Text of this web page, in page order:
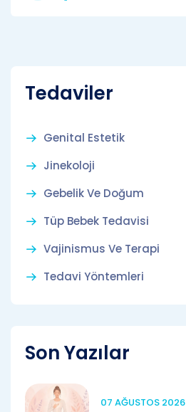
Tedaviler
Genital Estetik
Jinekoloji
Gebelik Ve Doğum
Tüp Bebek Tedavisi
Vajinismus Ve Terapi
Tedavi Yöntemleri
Son Yazılar
07 AĞUSTOS 2026